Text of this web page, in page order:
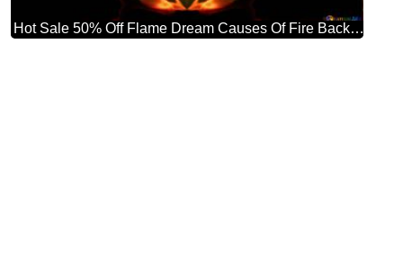
Hot Sale 50% Off Flame Dream Causes Of Fire Background Hd Wallpaper